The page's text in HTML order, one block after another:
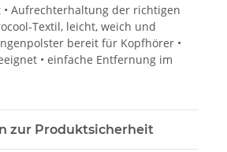
Aufrechterhaltung der richtigen
Textil, leicht, weich und
bereit für Kopfhörer •
• einfache Entfernung im
zur Produktsicherheit